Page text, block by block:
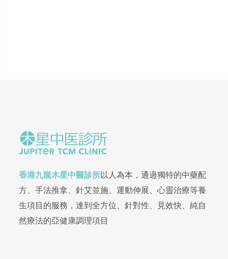
香港九龍木星中醫診所以人為本，通過獨特的中藥配
方、手法推拿、針艾並施、運動伸展、心靈治療等養
生項目的服務，達到全方位、針對性、見效快、純自
然療法的亞健康調理項目